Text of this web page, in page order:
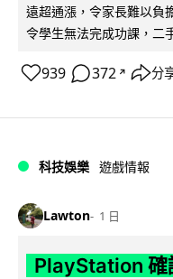
遠超通漲，令家長難以負
令學生無法完成功課，二
939 372 ↗ 分
科技娛樂 遊戲情報
Lawton 1 日
PlayStation 確